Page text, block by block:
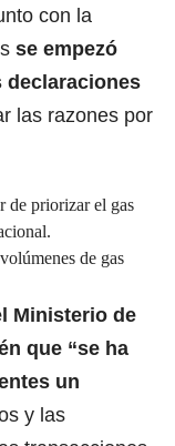
con la
se empezó
declaraciones
las razones por
de priorizar el gas
de gas
Ministerio de
que “se ha
un
y las